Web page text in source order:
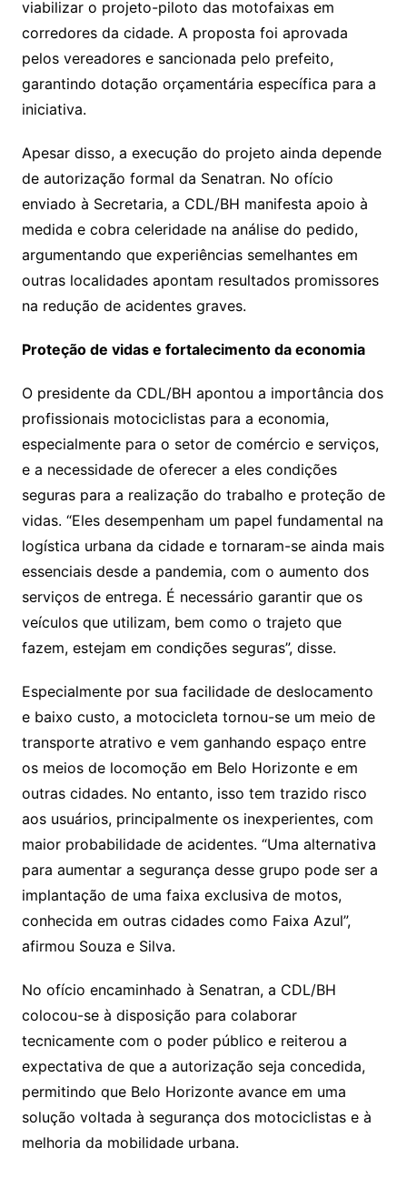
viabilizar o projeto-piloto das motofaixas em
corredores da cidade. A proposta foi aprovada
pelos vereadores e sancionada pelo prefeito,
garantindo dotação orçamentária específica para a
iniciativa.
Apesar disso, a execução do projeto ainda depende
de autorização formal da Senatran. No ofício
enviado à Secretaria, a CDL/BH manifesta apoio à
medida e cobra celeridade na análise do pedido,
argumentando que experiências semelhantes em
outras localidades apontam resultados promissores
na redução de acidentes graves.
Proteção de vidas e fortalecimento da economia
O presidente da CDL/BH apontou a importância dos
profissionais motociclistas para a economia,
especialmente para o setor de comércio e serviços,
e a necessidade de oferecer a eles condições
seguras para a realização do trabalho e proteção de
vidas. “Eles desempenham um papel fundamental na
logística urbana da cidade e tornaram-se ainda mais
essenciais desde a pandemia, com o aumento dos
serviços de entrega. É necessário garantir que os
veículos que utilizam, bem como o trajeto que
fazem, estejam em condições seguras”, disse.
Especialmente por sua facilidade de deslocamento
e baixo custo, a motocicleta tornou-se um meio de
transporte atrativo e vem ganhando espaço entre
os meios de locomoção em Belo Horizonte e em
outras cidades. No entanto, isso tem trazido risco
aos usuários, principalmente os inexperientes, com
maior probabilidade de acidentes. “Uma alternativa
para aumentar a segurança desse grupo pode ser a
implantação de uma faixa exclusiva de motos,
conhecida em outras cidades como Faixa Azul”,
afirmou Souza e Silva.
No ofício encaminhado à Senatran, a CDL/BH
colocou-se à disposição para colaborar
tecnicamente com o poder público e reiterou a
expectativa de que a autorização seja concedida,
permitindo que Belo Horizonte avance em uma
solução voltada à segurança dos motociclistas e à
melhoria da mobilidade urbana.